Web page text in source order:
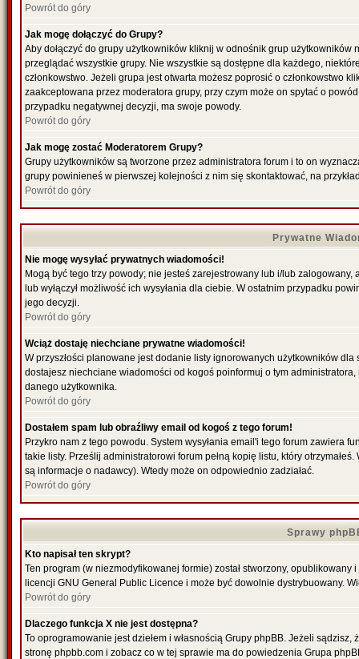
Powrót do góry
Jak mogę dołączyć do Grupy?
Aby dołączyć do grupy użytkowników kliknij w odnośnik grup
przeglądać wszystkie grupy. Nie wszystkie są dostępne dla każdego,
członkowstwo. Jeżeli grupa jest otwarta możesz poprosić o członkowstwo
zaakceptowana przez moderatora grupy, przy czym może on spytać o
przypadku negatywnej decyzji, ma swoje powody.
Powrót do góry
Jak mogę zostać Moderatorem Grupy?
Grupy użytkowników są tworzone przez administratora forum i to on
grupy powinieneś w pierwszej kolejności z nim się skontaktować, na
Powrót do góry
Prywatne
Nie mogę wysyłać prywatnych wiadomości!
Mogą być tego trzy powody; nie jesteś zarejestrowany lub i/lub zalogowany,
lub wyłączył możliwość ich wysyłania dla ciebie. W ostatnim przypadku
jego decyzji.
Powrót do góry
Wciąż dostaję niechciane prywatne wiadomości!
W przyszłości planowane jest dodanie listy ignorowanych użytkowników
dostajesz niechciane wiadomości od kogoś poinformuj o tym
danego użytkownika.
Powrót do góry
Dostałem spam lub obraźliwy email od kogoś z tego forum!
Przykro nam z tego powodu. System wysyłania email'i tego forum zawiera
takie listy. Prześlij administratorowi forum pełną kopię listu, który
są informacje o nadawcy). Wtedy może on odpowiednio zadziałać.
Powrót do góry
Sprawy
Kto napisał ten skrypt?
Ten program (w niezmodyfikowanej formie) został stworzony, opublikowany
licencji GNU General Public Licence i może być dowolnie dystrybuowany.
Powrót do góry
Dlaczego funkcja X nie jest dostępna?
To oprogramowanie jest dziełem i własnością Grupy phpBB. Jeżeli
stronę phpbb.com i zobacz co w tej sprawie ma do powiedzenia Grupa